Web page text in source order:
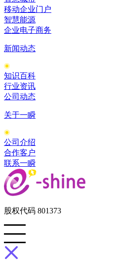
移动企业门户
智慧能源
企业电子商务
新闻动态
知识百科
行业资讯
公司动态
关于一瞬
公司介绍
合作客户
联系一瞬
股权代码 801373